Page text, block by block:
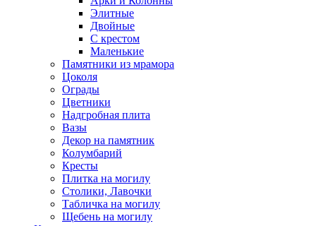
Элитные
Двойные
С крестом
Маленькие
Памятники из мрамора
Цоколя
Ограды
Цветники
Надгробная плита
Вазы
Декор на памятник
Колумбарий
Кресты
Плитка на могилу
Столики, Лавочки
Табличка на могилу
Щебень на могилу